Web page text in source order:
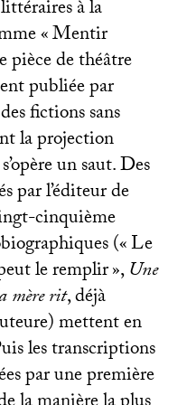
à la
«Mentir
pièce de théâtre
publiée par
fictions sans
la projection
un saut. Des
par l’éditeur de
cinquième
(«Le
le remplir»,Une
mère rit, déjà
mettent en
les transcriptions
par une première